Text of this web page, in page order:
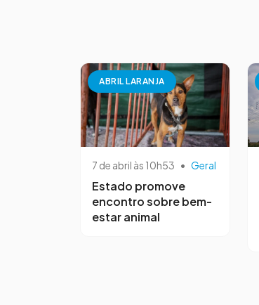
ABRIL LARANJA
7 de abril às 10h53 • Geral
Estado promove
encontro sobre bem-
estar animal